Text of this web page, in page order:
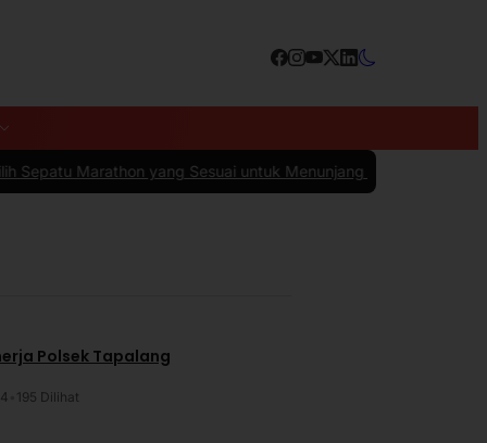
Sesuai untuk Menunjang Kenyamanan dan Performa
Polsek Tapalang
195 Dilihat